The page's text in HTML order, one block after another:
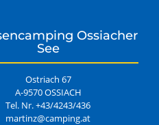
Ossiacher
See
Ostriach 67
A-9570 OSSIACH
Tel. Nr.+43/4243/436
martinz@camping.at